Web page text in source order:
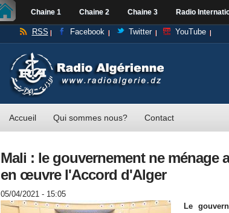
Chaine 1 Chaine 2 Chaine 3 Radio
RSS Facebook Twitter YouTube
Accueil Qui sommes nous? Contact
Mali : le gouvernement ne ménage
en œuvre l'Accord d'Alger
05/04/2021 - 15:05
Le